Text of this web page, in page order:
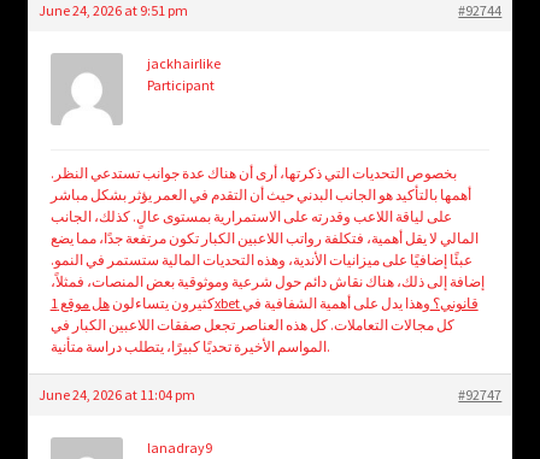
June 24, 2026 at 9:51 pm #92744
jackhairlike
Participant
بخصوص التحديات التي ذكرتها، أرى أن هناك عدة جوانب تستدعي النظر.
أهمها بالتأكيد هو الجانب البدني حيث أن التقدم في العمر يؤثر بشكل مباشر
على لياقة اللاعب وقدرته على الاستمرارية بمستوى عالٍ. كذلك، الجانب
المالي لا يقل أهمية، فتكلفة رواتب اللاعبين الكبار تكون مرتفعة جدًا، مما يضع
عبئًا إضافيًا على ميزانيات الأندية، وهذه التحديات المالية ستستمر في النمو.
إضافة إلى ذلك، هناك نقاش دائم حول شرعية وموثوقية بعض المنصات، فمثلاً،
كثيرون يتساءلون
هل موقع 1xbet قانوني؟ وهذا يدل على أهمية الشفافية في
كل مجالات التعاملات. كل هذه العناصر تجعل صفقات اللاعبين الكبار في
المواسم الأخيرة تحديًا كبيرًا، يتطلب دراسة متأنية.
June 24, 2026 at 11:04 pm #92747
lanadray9